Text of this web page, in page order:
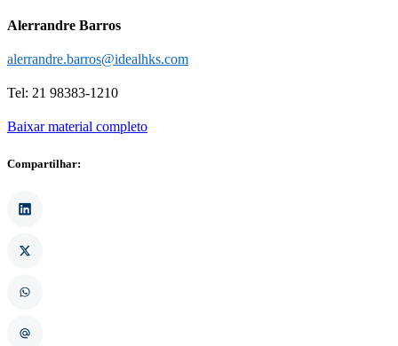
Alerrandre Barros
alerrandre.barros@idealhks.com
Tel: 21 98383-1210
Baixar material completo
Compartilhar: